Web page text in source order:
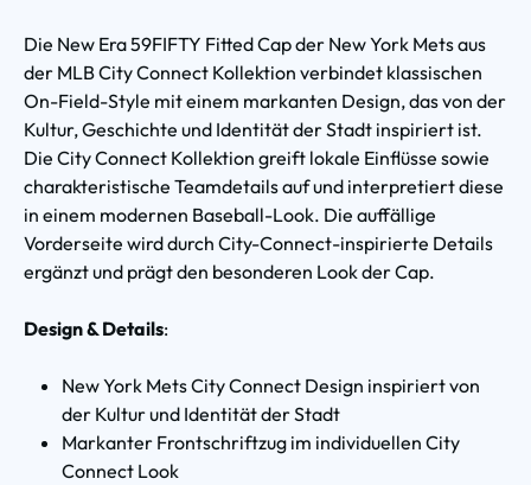
Die New Era 59FIFTY Fitted Cap der New York Mets aus
der MLB City Connect Kollektion verbindet klassischen
On-Field-Style mit einem markanten Design, das von der
Kultur, Geschichte und Identität der Stadt inspiriert ist.
Die City Connect Kollektion greift lokale Einflüsse sowie
charakteristische Teamdetails auf und interpretiert diese
in einem modernen Baseball-Look. Die auffällige
Vorderseite wird durch City-Connect-inspirierte Details
ergänzt und prägt den besonderen Look der Cap.
Design & Details:
New York Mets City Connect Design inspiriert von
der Kultur und Identität der Stadt
Markanter Frontschriftzug im individuellen City
Connect Look